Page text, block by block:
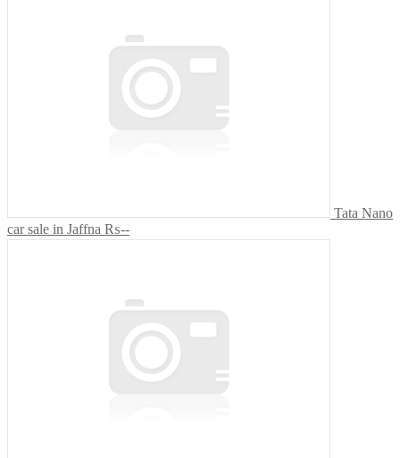
Tata Nano
car sale in Jaffna ₨--